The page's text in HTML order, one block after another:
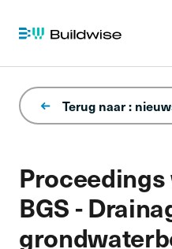
BGS -
Terug naar :